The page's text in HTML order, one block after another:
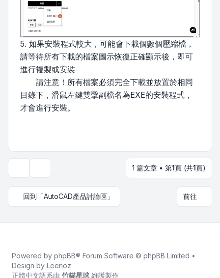
5. 如果安裝程式較大，可能會下載個數個壓縮檔，
請等待所有下載的檔案圖示恢復正確顯示後，即可
進行複製或安裝
請注意！所有檔案必須完全下載並放置於相同
目錄下，滑鼠左鍵雙擊副檔名為EXE的安裝程式，
才會進行安裝。
1 篇文章 • 第1頁 (共1頁)
回到「AutoCAD產品討論區」 前往
Powered by phpBB® Forum Software © phpBB Limited •
Design by Leenoz
正體中文語系由 竹貓星球 維護製作